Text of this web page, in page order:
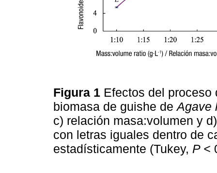
Figura 1 Efectos del
biomasa de guishe deAgave
c) relación masa:volumen y
con letras iguales dentro de
estadísticamente (Tukey, P <